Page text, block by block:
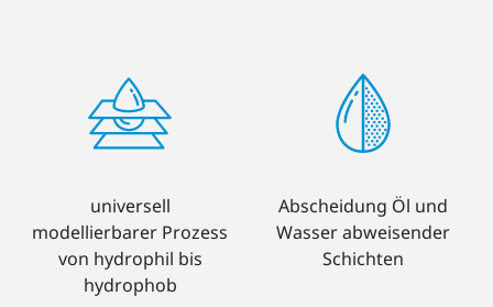
universell
modellierbarer Prozess
von hydrophil bis
hydrophob
Abscheidung Öl und
Wasser abweisender
Schichten